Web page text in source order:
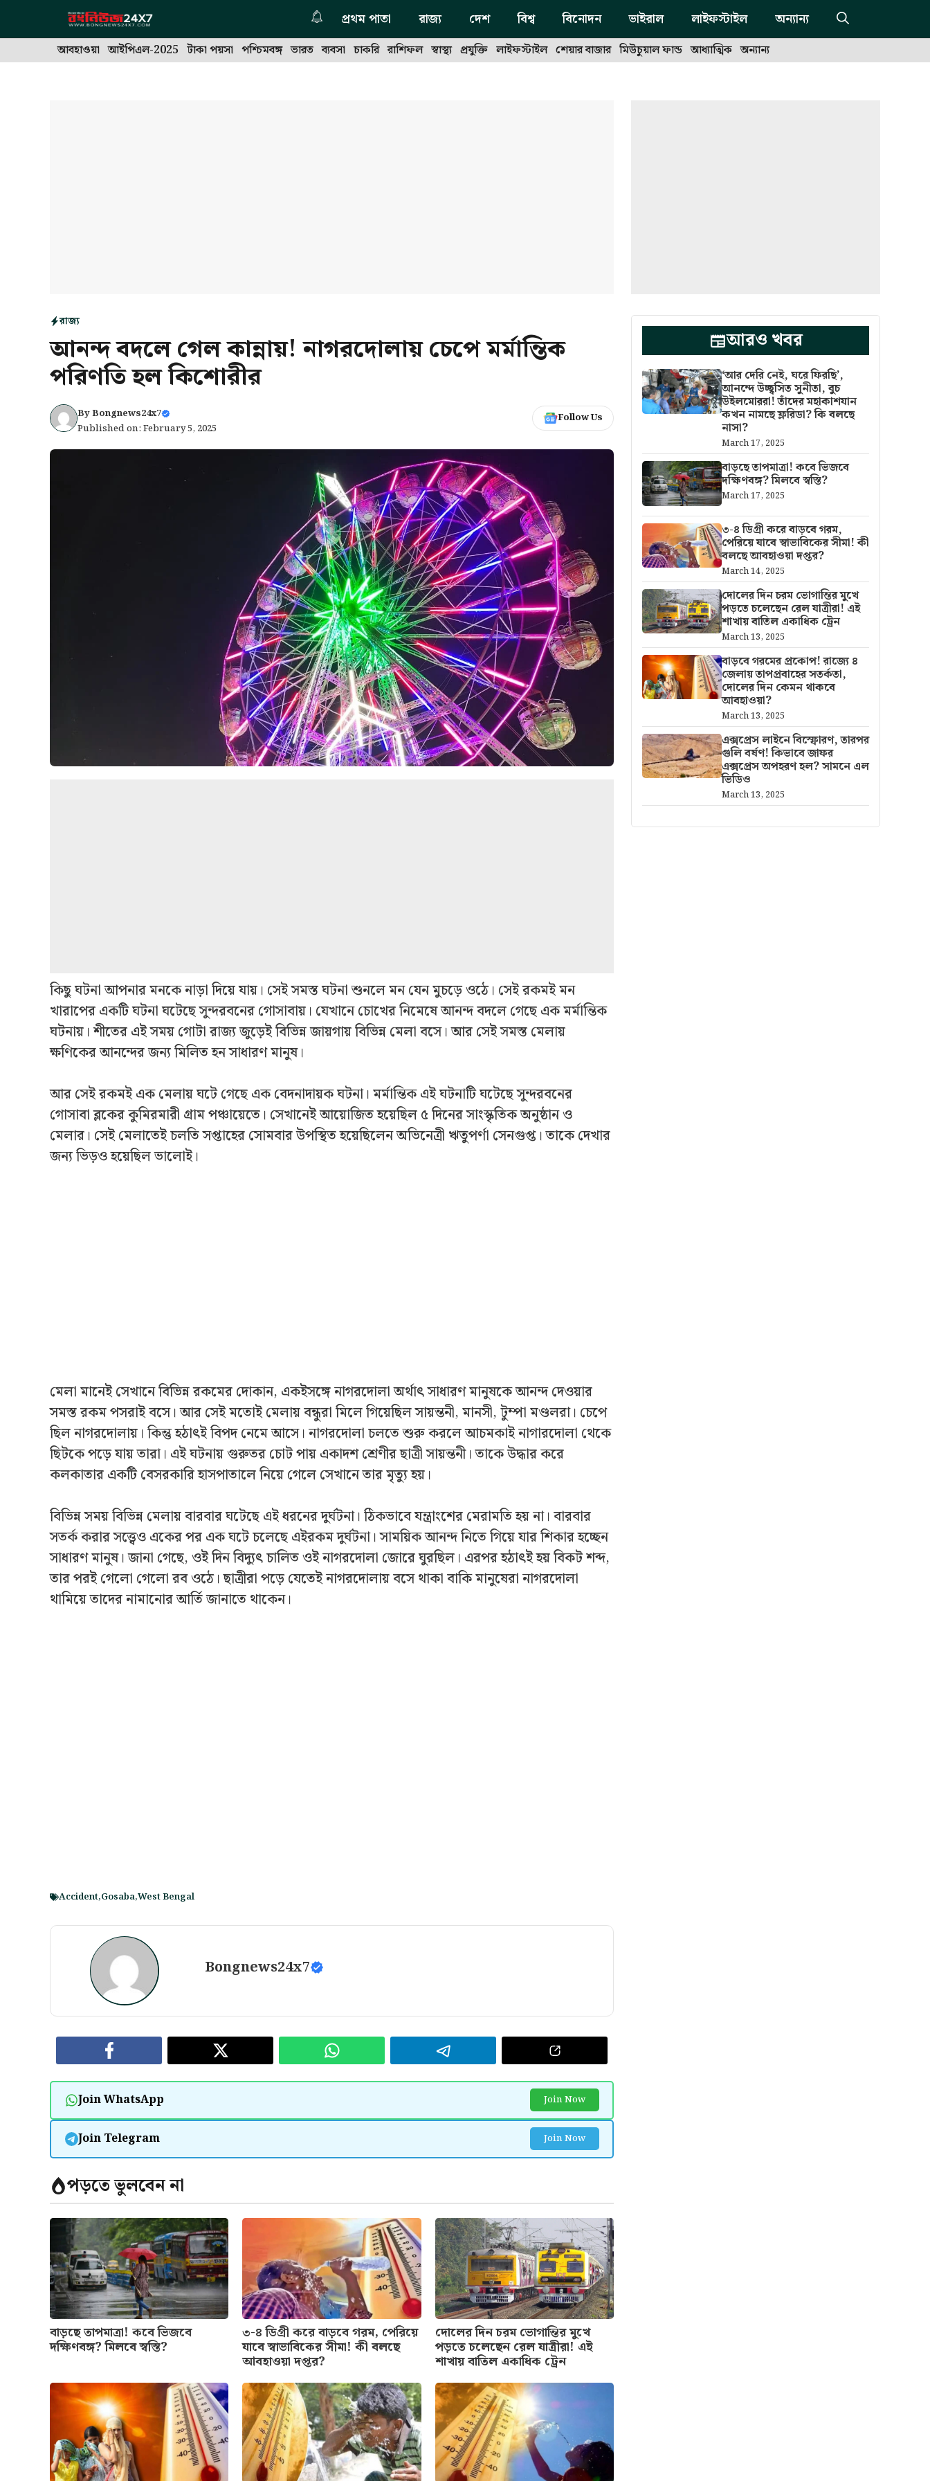
প্রথম পাতা রাজ্য দেশ বিশ্ব বিনোদন ভাইরাল লাইফস্টাইল অন্যান্য
আবহাওয়া আইপিএল-2025 টাকা পয়সা পশ্চিমবঙ্গ ভারত ব্যবসা চাকরি রাশিফল স্বাস্থ্য প্রযুক্তি লাইফস্টাইল শেয়ার বাজার মিউচুয়াল ফান্ড আধ্যাত্মিক অন্যান্য
রাজ্য
আনন্দ বদলে গেল কান্নায়! নাগরদোলায় চেপে মর্মান্তিক
পরিণতি হল কিশোরীর
ByBongnews24x7
Published on: February 5, 2025
Follow Us
কিছু ঘটনা আপনার মনকে নাড়া দিয়ে যায়। সেই সমস্ত ঘটনা শুনলে মন যেন মুচড়ে ওঠে।‌‌ সেই রকমই মন
খারাপের একটি ঘটনা ঘটেছে সুন্দরবনের গোসাবায়। যেখানে চোখের নিমেষে আনন্দ বদলে গেছে এক মর্মান্তিক
ঘটনায়। শীতের এই সময় গোটা রাজ্য জুড়েই বিভিন্ন জায়গায় বিভিন্ন মেলা বসে। আর সেই সমস্ত মেলায়
ক্ষণিকের আনন্দের জন্য মিলিত হন সাধারণ মানুষ।
আর সেই রকমই এক মেলায় ঘটে গেছে এক বেদনাদায়ক ঘটনা। মর্মান্তিক এই ঘটনাটি ঘটেছে সুন্দরবনের
গোসাবা ব্লকের কুমিরমারী গ্রাম পঞ্চায়েতে। সেখানেই আয়োজিত হয়েছিল ৫ দিনের সাংস্কৃতিক অনুষ্ঠান ও
মেলার। সেই মেলাতেই চলতি সপ্তাহের সোমবার উপস্থিত হয়েছিলেন অভিনেত্রী ঋতুপর্ণা সেনগুপ্ত। তাকে দেখার
জন্য ভিড়‌ও হয়েছিল ভালোই।
মেলা মানেই সেখানে বিভিন্ন রকমের দোকান, এক‌ইসঙ্গে নাগরদোলা অর্থাৎ সাধারণ মানুষকে আনন্দ দেওয়ার
সমস্ত রকম পসরাই বসে। আর সেই মতোই মেলায় বন্ধুরা মিলে গিয়েছিল সায়ন্তনী, মানসী, টুম্পা মণ্ডলরা। চেপে
ছিল নাগরদোলায়। কিন্তু হঠাৎই বিপদ নেমে আসে। নাগরদোলা চলতে শুরু করলে আচমকাই নাগারদোলা থেকে
ছিটকে পড়ে যায় তারা। এই ঘটনায় গুরুতর চোট পায় একাদশ শ্রেণীর ছাত্রী সায়ন্তনী। তাকে উদ্ধার করে
কলকাতার একটি বেসরকারি হাসপাতালে নিয়ে গেলে সেখানে তার মৃত্যু হয়।
বিভিন্ন সময় বিভিন্ন মেলায় বারবার ঘটেছে এই ধরনের দুর্ঘটনা। ঠিকভাবে যন্ত্রাংশের মেরামতি হয় না। বারবার
সতর্ক করার সত্ত্বেও একের পর এক ঘটে চলেছে এইরকম দুর্ঘটনা। সাময়িক আনন্দ নিতে গিয়ে যার শিকার হচ্ছেন
সাধারণ মানুষ। জানা গেছে, ওই দিন বিদ্যুৎ চালিত ওই নাগরদোলা জোরে ঘুরছিল। এরপর হঠাৎই হয় বিকট শব্দ,
তার পরই গেলো গেলো রব ওঠে। ছাত্রীরা পড়ে যেতেই নাগরদোলায় বসে থাকা বাকি মানুষেরা নাগরদোলা
থামিয়ে তাদের নামানোর আর্তি জানাতে থাকেন।
Accident,Gosaba,West Bengal
Bongnews24x7
Join WhatsApp Join Now
Join Telegram Join Now
পড়তে ভুলবেন না
বাড়ছে তাপমাত্রা! কবে ভিজবে
দক্ষিণবঙ্গ? মিলবে স্বস্তি?
৩-৪ ডিগ্রী করে বাড়বে গরম, পেরিয়ে
যাবে স্বাভাবিকের সীমা! কী বলছে
আবহাওয়া দপ্তর?
দোলের দিন চরম ভোগান্তির মুখে
পড়তে চলেছেন রেল যাত্রীরা! এই
শাখায় বাতিল একাধিক ট্রেন
আরও খবর
‘আর দেরি নেই, ঘরে ফিরছি’,
আনন্দে উচ্ছ্বসিত সুনীতা, বুচ
উইলমোররা! তাঁদের মহাকাশযান
কখন নামছে ফ্লরিডা? কি বলছে
নাসা?
March 17, 2025
বাড়ছে তাপমাত্রা! কবে ভিজবে
দক্ষিণবঙ্গ? মিলবে স্বস্তি?
March 17, 2025
৩-৪ ডিগ্রী করে বাড়বে গরম,
পেরিয়ে যাবে স্বাভাবিকের সীমা! কী
বলছে আবহাওয়া দপ্তর?
March 14, 2025
দোলের দিন চরম ভোগান্তির মুখে
পড়তে চলেছেন রেল যাত্রীরা! এই
শাখায় বাতিল একাধিক ট্রেন
March 13, 2025
বাড়বে গরমের প্রকোপ! রাজ্যে ৪
জেলায় তাপপ্রবাহের সতর্কতা,
দোলের দিন কেমন থাকবে
আবহাওয়া?
March 13, 2025
এক্সপ্রেস লাইনে বিস্ফোরণ, তারপর
গুলি বর্ষণ! কিভাবে জাফর
এক্সপ্রেস অপহরণ হল? সামনে এল
ভিডিও
March 13, 2025